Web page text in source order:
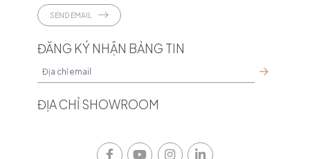
SEND EMAIL
ĐĂNG KÝ NHẬN BẢNG TIN
ĐỊA CHỈ SHOWROOM